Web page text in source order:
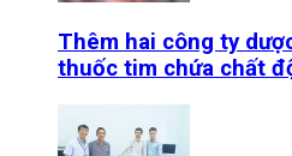
Thêm hai công ty
thuốc tim chứa chất